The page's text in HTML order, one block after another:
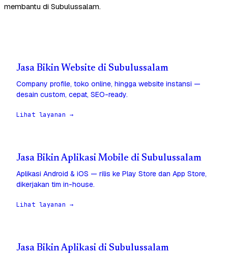
membantu di Subulussalam.
Jasa Bikin Website di Subulussalam
Company profile, toko online, hingga website instansi —
desain custom, cepat, SEO-ready.
Lihat layanan →
Jasa Bikin Aplikasi Mobile di Subulussalam
Aplikasi Android & iOS — rilis ke Play Store dan App Store,
dikerjakan tim in-house.
Lihat layanan →
Jasa Bikin Aplikasi di Subulussalam